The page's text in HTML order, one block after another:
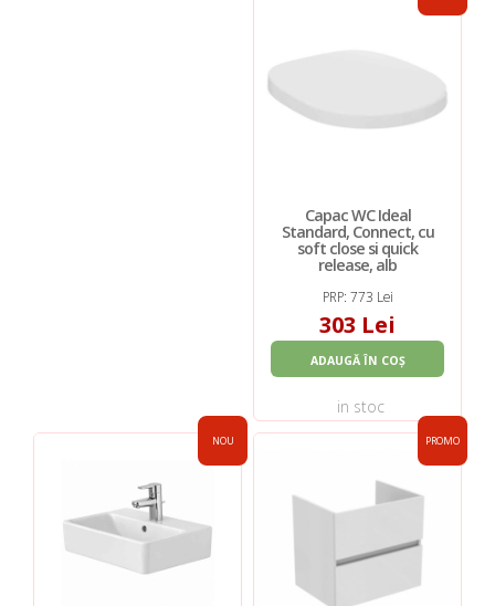
Capac WC Ideal
Standard, Connect, cu
soft close si quick
release, alb
PRP: 773 Lei
303 Lei
ADAUGĂ ÎN COȘ
in stoc
NOU PROMO